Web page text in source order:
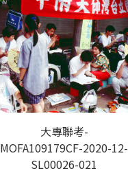
大專聯考-
MOFA109179CF-2020-12-
SL00026-021